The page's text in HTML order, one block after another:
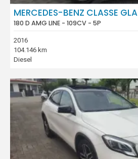
MERCEDES-BENZ CLASSE GLA
180 D AMG LINE - 109CV - 5P
2016
104.146 km
Diesel